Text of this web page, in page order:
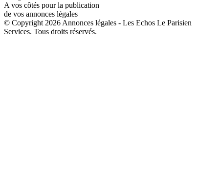
A vos côtés pour la publication
de vos annonces légales
© Copyright 2026 Annonces légales - Les Echos Le Parisien
Services. Tous droits réservés.